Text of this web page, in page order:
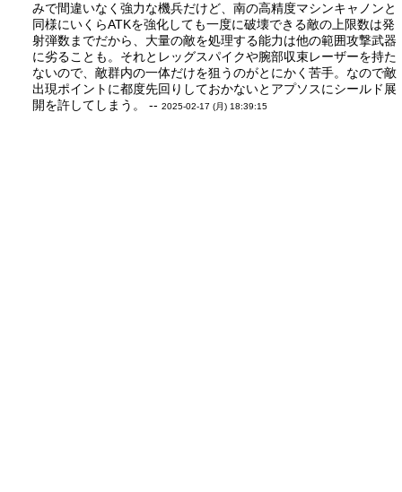
みで間違いなく強力な機兵だけど、南の高精度マシンキャノンと
同様にいくらATKを強化しても一度に破壊できる敵の上限数は発
射弾数までだから、大量の敵を処理する能力は他の範囲攻撃武器
に劣ることも。それとレッグスパイクや腕部収束レーザーを持た
ないので、敵群内の一体だけを狙うのがとにかく苦手。なので敵
出現ポイントに都度先回りしておかないとアプソスにシールド展
開を許してしまう。 --2025-02-17 (月) 18:39:15